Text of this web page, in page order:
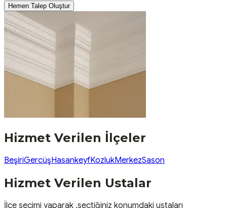
Hemen Talep Oluştur
Hizmet Verilen İlçeler
BeşiriGercüşHasankeyfKozlukMerkezSason
Hizmet Verilen Ustalar
İlçe seçimi yaparak ,seçtiğiniz konumdaki ustaları